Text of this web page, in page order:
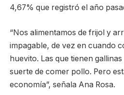
4,67% que registró el año
“Nos alimentamos de frijol y
impagable, de vez en cuando
huevito. Las que tienen
suerte de comer pollo. Pero
economía”, señala Ana Rosa.